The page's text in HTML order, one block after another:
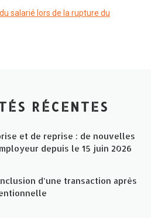
salarié lors de la rupture du
RÉCENTES
et de reprise : de nouvelles
depuis le 15 juin 2026
d’une transaction après